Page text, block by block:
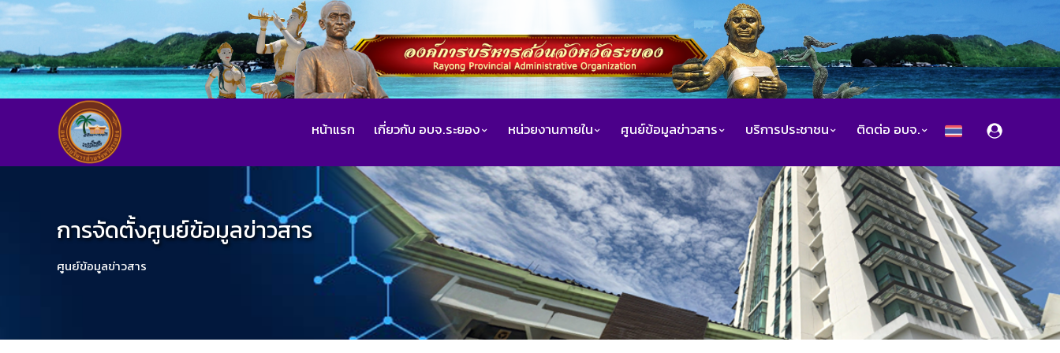
หน้าแรก เกี่ยวกับ อบจ.ระยอง หน่วยงานภายใน ศูนย์ข้อมูลข่าวสาร บริการประชาชน ติดต่อ อบจ.
การจัดตั้งศูนย์ข้อมูลข่าวสาร
ศูนย์ข้อมูลข่าวสาร